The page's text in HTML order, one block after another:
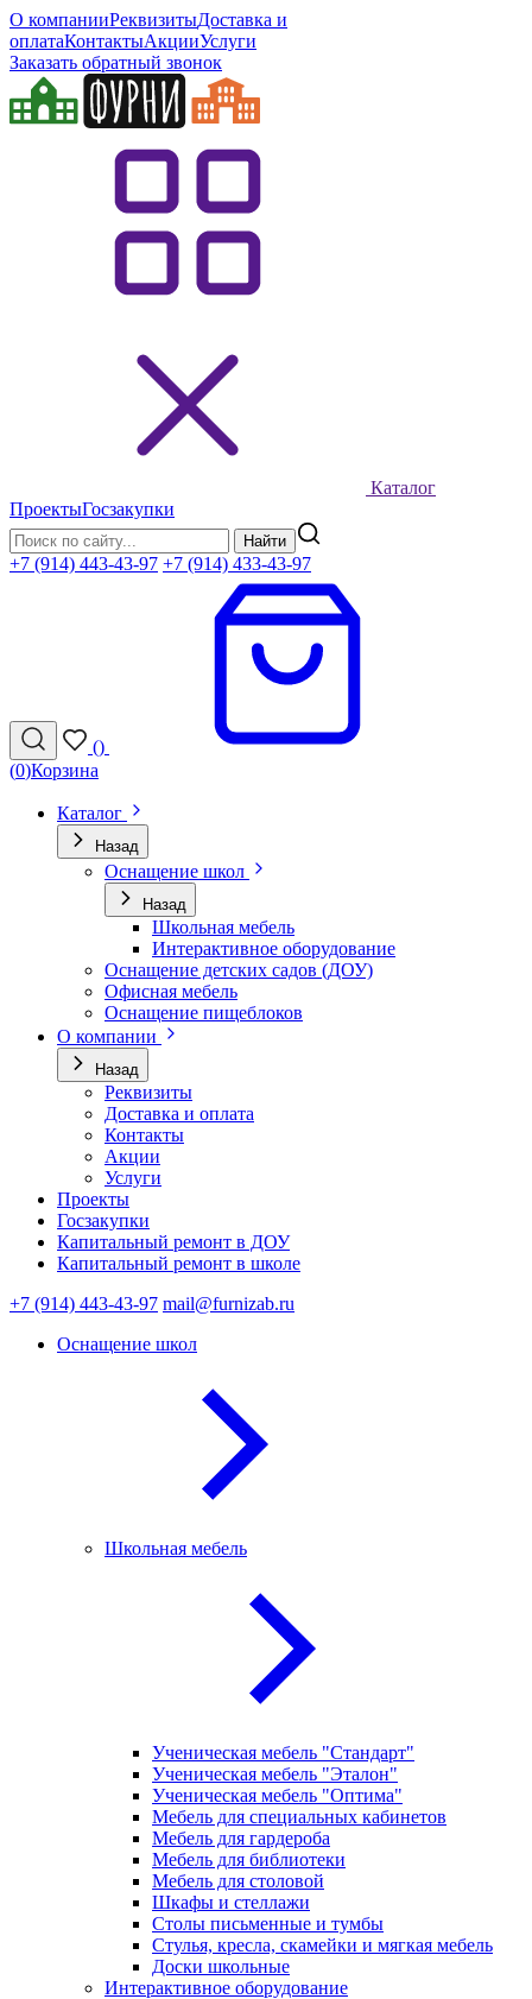
О компанииРеквизитыДоставка и
оплатаКонтактыАкцииУслуги
Заказать обратный звонок
Каталог
ПроектыГосзакупки
Найти
+7 (914) 443-43-97 +7 (914) 433-43-97
()
(0)Корзина
Каталог
Назад
Оснащение школ
Назад
Школьная мебель
Интерактивное оборудование
Оснащение детских садов (ДОУ)
Офисная мебель
Оснащение пищеблоков
О компании
Назад
Реквизиты
Доставка и оплата
Контакты
Акции
Услуги
Проекты
Госзакупки
Капитальный ремонт в ДОУ
Капитальный ремонт в школе
+7 (914) 443-43-97 mail@furnizab.ru
Оснащение школ
Школьная мебель
Ученическая мебель "Стандарт"
Ученическая мебель "Эталон"
Ученическая мебель "Оптима"
Мебель для специальных кабинетов
Мебель для гардероба
Мебель для библиотеки
Мебель для столовой
Шкафы и стеллажи
Столы письменные и тумбы
Стулья, кресла, скамейки и мягкая мебель
Доски школьные
Интерактивное оборудование